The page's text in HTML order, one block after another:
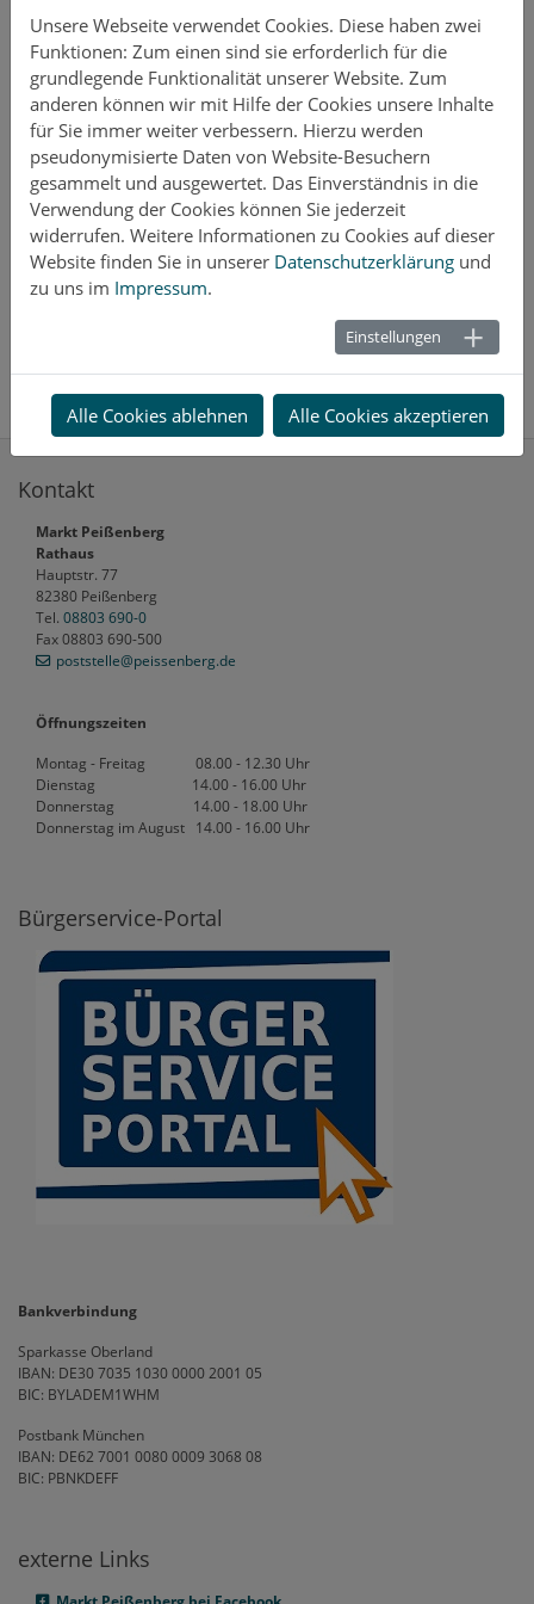
Ihm zu Ehren und als Dank seines Wirkens wurde am
22.09.2018 in einem Festakt dem Gebäude, Schongauer
Str. 2, in dem u.a. das Marktarchiv untergebracht ist, der
Name „Max-Biller-Haus“ verliehen.
Die Leitung des Marktarchivs hat unterdessen Frau
Christine Marksteiner übernommen.
Ansprechpartnerin
Frau Marksteiner
Kontakt
Markt Peißenberg
Rathaus
Hauptstr. 77
82380 Peißenberg
Tel. 08803 690-0
Fax 08803 690-500
poststelle@peissenberg.de
Öffnungszeiten
Montag - Freitag 08.00 - 12.30 Uhr
Dienstag 14.00 - 16.00 Uhr
Donnerstag 14.00 - 18.00 Uhr
Donnerstag im August 14.00 - 16.00 Uhr
Bürgerservice-Portal
Bankverbindung
Sparkasse Oberland
IBAN: DE30 7035 1030 0000 2001 05
BIC: BYLADEM1WHM
Postbank München
IBAN: DE62 7001 0080 0009 3068 08
BIC: PBNKDEFF
externe Links
Unsere Webseite verwendet Cookies. Diese haben zwei
Funktionen: Zum einen sind sie erforderlich für die
grundlegende Funktionalität unserer Website. Zum
anderen können wir mit Hilfe der Cookies unsere Inhalte
für Sie immer weiter verbessern. Hierzu werden
pseudonymisierte Daten von Website-Besuchern
gesammelt und ausgewertet. Das Einverständnis in die
Verwendung der Cookies können Sie jederzeit
widerrufen. Weitere Informationen zu Cookies auf dieser
Website finden Sie in unserer Datenschutzerklärung und
zu uns im Impressum.
Einstellungen
Alle Cookies ablehnen Alle Cookies akzeptieren